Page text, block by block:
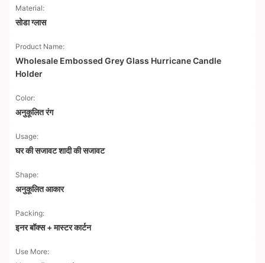
Material:
सोडा ग्लास
Product Name:
Wholesale Embossed Grey Glass Hurricane Candle
Holder
Color:
अनुकूलित रंग
Usage:
घर की सजावट शादी की सजावट
Shape:
अनुकूलित आकार
Packing:
इनर बॉक्स + मास्टर कार्टन
Use More: